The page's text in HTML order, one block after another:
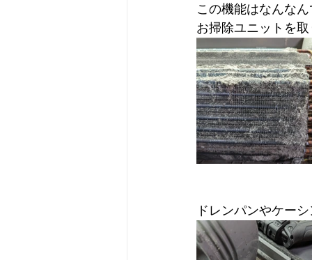
この機能はなんな
お掃除ユニットを
ドレンパンやケー